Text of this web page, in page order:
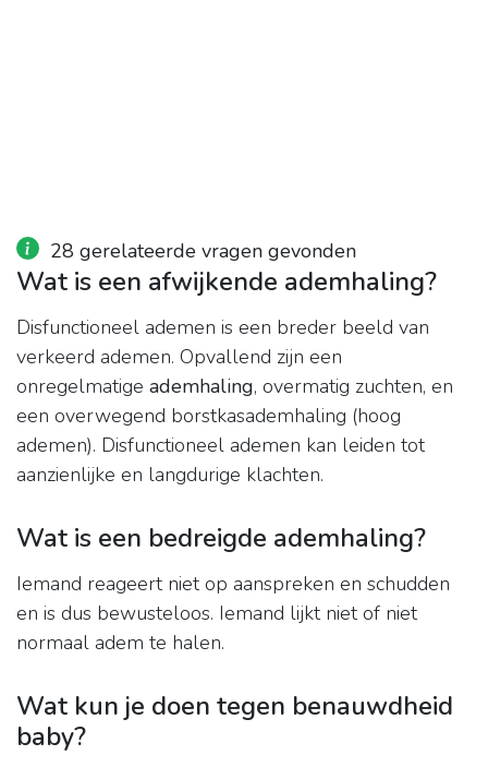
28 gerelateerde vragen gevonden
Wat is een afwijkende ademhaling?
Disfunctioneel ademen is een breder beeld van
verkeerd ademen. Opvallend zijn een
onregelmatige ademhaling, overmatig zuchten, en
een overwegend borstkasademhaling (hoog
ademen). Disfunctioneel ademen kan leiden tot
aanzienlijke en langdurige klachten.
Wat is een bedreigde ademhaling?
Iemand reageert niet op aanspreken en schudden
en is dus bewusteloos. Iemand lijkt niet of niet
normaal adem te halen.
Wat kun je doen tegen benauwdheid
baby?